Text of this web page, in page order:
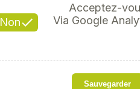
Non
Acceptez-
Via Google
Sauvegarder